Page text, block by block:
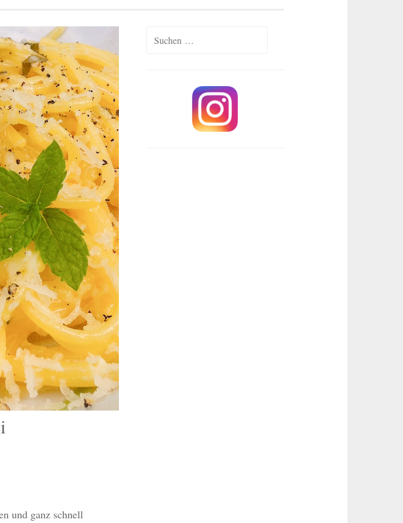
und ganz schnell
Suchen